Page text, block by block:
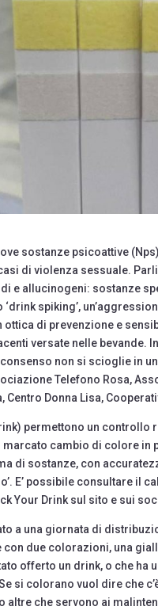
sostanze psicoattive
di violenza sessuale.
e allucinogeni: sostanze
spiking’,
ottica di prevenzione e
versate nelle bevande.
consenso non si scioglie in
Telefono Rosa,
Centro Donna Lisa,
permettono un
cambio di colore
di sostanze, con
E’ possibile consultare il
Your Drink sul sito e sui
a una giornata di
con due colorazioni, una
offerto un drink, o che ha
si colorano vuol dire che
altre che servono ai